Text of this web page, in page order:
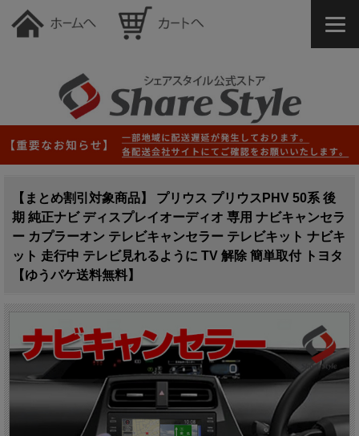
【まとめ割引対象商品】 プリウス プリウスPHV 50系 後
期 純正ナビ ディスプレイオーディオ 専用 ナビキャンセラ
ー カプラーオン テレビキャンセラー テレビキット ナビキ
ット 走行中 テレビ見れるように TV 解除 簡単取付 トヨタ
【ゆうパケ送料無料】